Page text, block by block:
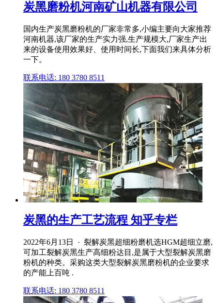
炭黑磨粉机河南矿山机器有限公司
国内生产炭黑磨粉机的厂家非常多,小编主要向大家推荐
河南机器,该厂家的生产实力强,生产规模大,厂家生产出
来的设备使用效果好、使用时间长,下面我们来具体分析
一下。
联系电话: 180 3780 8511
炭黑的生产工艺流程 知乎专栏
2022年6月13日 · 裂解炭黑超细粉磨机选HGM超细立磨,
可加工裂解炭黑生产高细粉达目,是属于大型裂解炭黑磨
粉机的种类。采购这类大型裂解炭黑磨粉机的企业要求
的产能上百吨 .
联系电话: 180 3780 8511